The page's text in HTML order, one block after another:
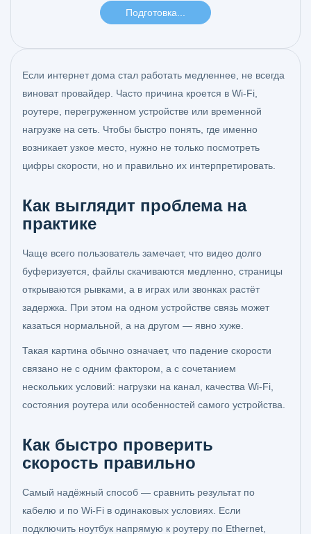
Если интернет дома стал работать медленнее, не всегда
виноват провайдер. Часто причина кроется в Wi‑Fi,
роутере, перегруженном устройстве или временной
нагрузке на сеть. Чтобы быстро понять, где именно
возникает узкое место, нужно не только посмотреть
цифры скорости, но и правильно их интерпретировать.
Как выглядит проблема на
практике
Чаще всего пользователь замечает, что видео долго
буферизуется, файлы скачиваются медленно, страницы
открываются рывками, а в играх или звонках растёт
задержка. При этом на одном устройстве связь может
казаться нормальной, а на другом — явно хуже.
Такая картина обычно означает, что падение скорости
связано не с одним фактором, а с сочетанием
нескольких условий: нагрузки на канал, качества Wi‑Fi,
состояния роутера или особенностей самого устройства.
Как быстро проверить
скорость правильно
Самый надёжный способ — сравнить результат по
кабелю и по Wi‑Fi в одинаковых условиях. Если
подключить ноутбук напрямую к роутеру по Ethernet,